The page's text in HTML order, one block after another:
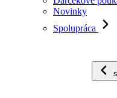
Novinky
Spolupráca